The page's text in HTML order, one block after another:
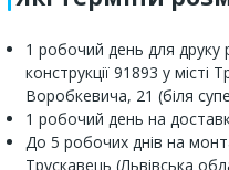
1 робочий день для друку
конструкції 91893 у
Воробкевича, 21 (біля
1 робочий день на
До 5 робочих днів на
Трускавець (Львівська